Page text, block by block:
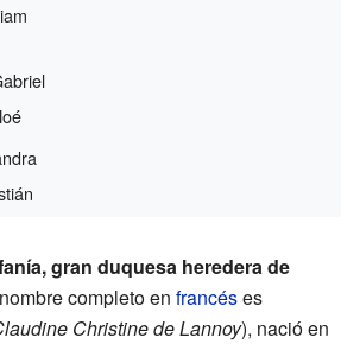
gran duquesa heredera de
completo en francéses
Christine de Lannoy), nació en